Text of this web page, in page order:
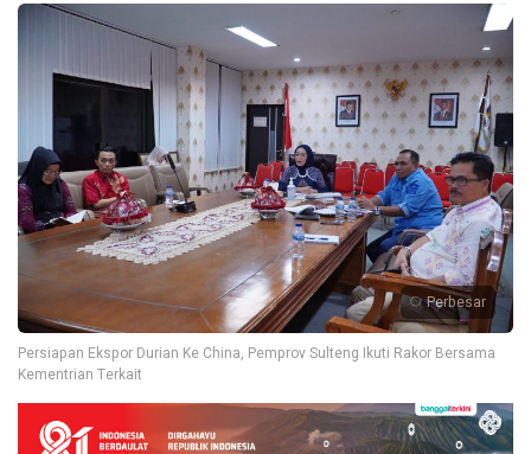
Perbesar
Persiapan Ekspor Durian Ke China, Pemprov Sulteng Ikuti Rakor Bersama
Kementrian Terkait